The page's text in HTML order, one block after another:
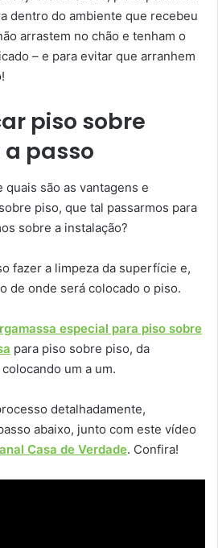
dentro do ambiente que recebeu
arrastem no chão e tenham o
– e para evitar que arranhem
piso sobre
a passo
quais são as vantagens e
piso, que tal passarmos para
sobre a instalação?
fazer a limpeza da superfície e,
de onde será colocado o piso.
especial para piso sobre
para piso sobre piso, da
um a um.
detalhadamente,
abaixo, junto com este vídeo
Casa de Verdade. Confira!